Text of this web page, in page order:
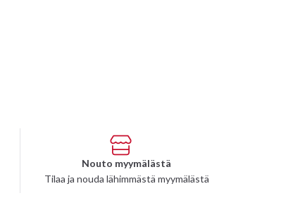
Nouto myymälästä
Tilaa ja nouda lähimmästä myymälästä